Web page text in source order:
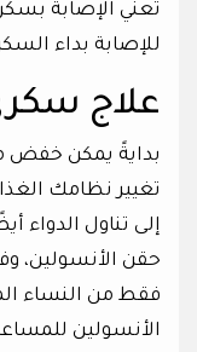
تعني الإصابة
للإصابة بداء السكري من
علاج
بدايةً يمكن خفض
تغيير نظامك
إلى تناول الدواء
فقط من النساء
الأنسولين